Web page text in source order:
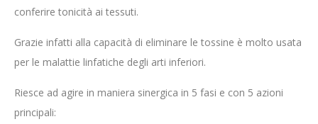
conferire tonicità ai tessuti.
Grazie infatti alla capacità di eliminare le tossine è molto usata
per le malattie linfatiche degli arti inferiori.
Riesce ad agire in maniera sinergica in 5 fasi e con 5 azioni
principali: